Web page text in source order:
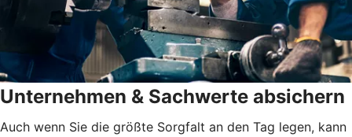
Unternehmen & Sachwerte absichern
Auch wenn Sie die größte Sorgfalt an den Tag legen, kann